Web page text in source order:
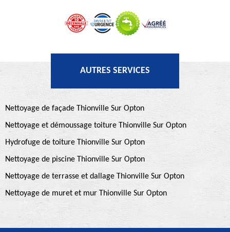
AUTRES SERVICES
Nettoyage de façade Thionville Sur Opton
Nettoyage et démoussage toiture Thionville Sur Opton
Hydrofuge de toiture Thionville Sur Opton
Nettoyage de piscine Thionville Sur Opton
Nettoyage de terrasse et dallage Thionville Sur Opton
Nettoyage de muret et mur Thionville Sur Opton